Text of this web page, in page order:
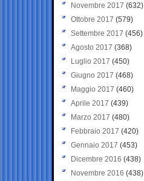
Novembre 2017 (632)
Ottobre 2017 (579)
Settembre 2017 (456)
Agosto 2017 (368)
Luglio 2017 (450)
Giugno 2017 (468)
Maggio 2017 (460)
Aprile 2017 (439)
Marzo 2017 (480)
Febbraio 2017 (420)
Gennaio 2017 (453)
Dicembre 2016 (438)
Novembre 2016 (438)